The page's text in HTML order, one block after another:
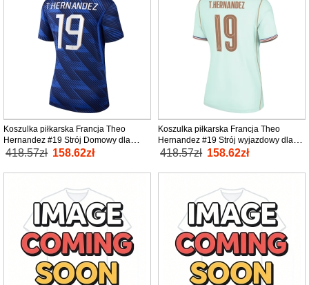
Koszulka piłkarska Francja Theo
Hernandez #19 Strój Domowy dla
kobiety MŚ 2026 tanio Krótki Rękaw
418.57zł 158.62zł
Koszulka piłkarska Francja Theo
Hernandez #19 Strój wyjazdowy dla
kobiety MŚ 2026 tanio Krótki Rękaw
418.57zł 158.62zł